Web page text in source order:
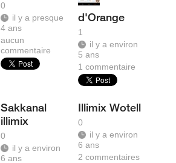
0
il y a presque
4 ans
aucun
commentaire
d'Orange
1
il y a environ
5 ans
1commentaire
Sakkanal
illimix
0
il y a environ
6 ans
Illimix Wotell
0
il y a environ
6 ans
2commentaires